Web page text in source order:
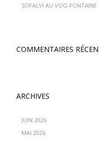
SOFALVI AU VOG-FONTAINE
COMMENTAIRES
ARCHIVES
JUIN 2026
MAI 2026